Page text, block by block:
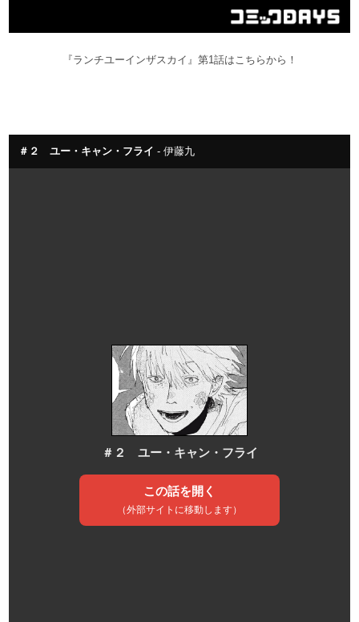
『ランチユーインザスカイ』第1話はこちらから！